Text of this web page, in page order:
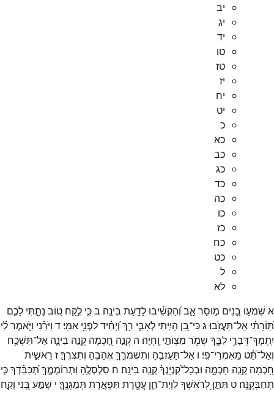
יב
יג
יד
טו
טז
יז
יח
יט
כ
כא
כב
כג
כד
כה
כו
כז
כח
כט
ל
לא
א שִׁמְע֣וּ בָ֭נִים מ֣וּסַראָ֑בוְ֝הַקְשִׁ֗יבוּלָדַ֥עַת בִּינָֽה׃ בכִּ֤י לֶ֣קַח ט֭וֹב נָתַ֣תִּי לָכֶ֑ם
תּֽ֝וֹרָתִ֗י אַֽל־תַּעֲזֹֽבוּ׃גכִּי־בֵ֭ן הָיִ֣יתִי לְאָבִ֑י רַ֥ךְוְ֝יָחִ֗ידלִפְנֵ֥י אִמִּֽי׃ ד וַיֹּרֵ֗נִי וַיֹּ֥אמֶרלִ֗י
יִֽתְמָךְ־דְּבָרַ֥י לִבֶּ֑ךָ שְׁמֹ֖ר מִצְוֺתַ֣י וֶֽחְיֵֽה׃ ה קְנֵ֣ה חָ֭כְמָה קְנֵ֣ה בִינָ֑ה אַל־תִּשְׁכַּ֥ח
וְאַל־תֵּ֝֗ט מֵֽאִמְרֵי־פִֽי׃ ו אַל־תַּעַזְבֶ֥הָ וְתִשְׁמְרֶ֑ךָּאֱהָבֶ֥הָ וְתִצְּרֶֽךָּ׃ז רֵאשִׁ֣ית
חָ֭כְמָה קְנֵ֣ה חָכְמָ֑ה וּבְכָל־קִ֝נְיָנְךָ֗קְנֵ֣ה בִינָֽה׃ ח סַלְסְלֶ֥הָ וּֽתְרוֹמְמֶ֑ךָּתְּ֝כַבֵּ֗דְךָכִּ֣י
תְחַבְּקֶֽנָּה׃ ט תִּתֵּ֣ן לְ֭רֹאשְׁךָלִוְיַת־חֵ֑ן עֲטֶ֖רֶת תִּפְאֶ֣רֶת תְּמַגְּנֶֽךָּ׃ י שְׁמַ֣ע בְּ֭נִי וְקַ֣ח